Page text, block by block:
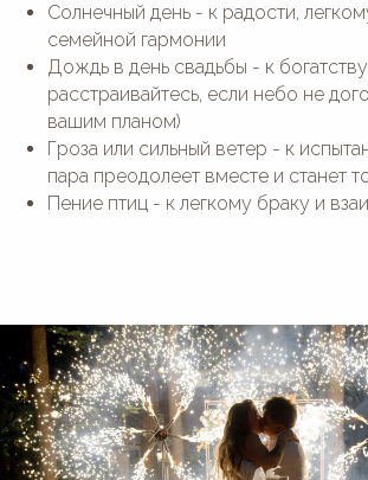
Солнечный день - к радости,
семейной гармонии
Дождь в день свадьбы - к
расстраивайтесь, если небо не
вашим планом)
Гроза или сильный ветер - к
пара преодолеет вместе и станет
Пение птиц - к легкому браку и